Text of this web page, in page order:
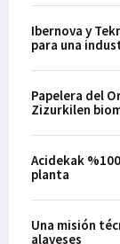
Ibernova y
para una
Papelera del
Zizurkilen
Acidekak
planta
Una misión
alaveses